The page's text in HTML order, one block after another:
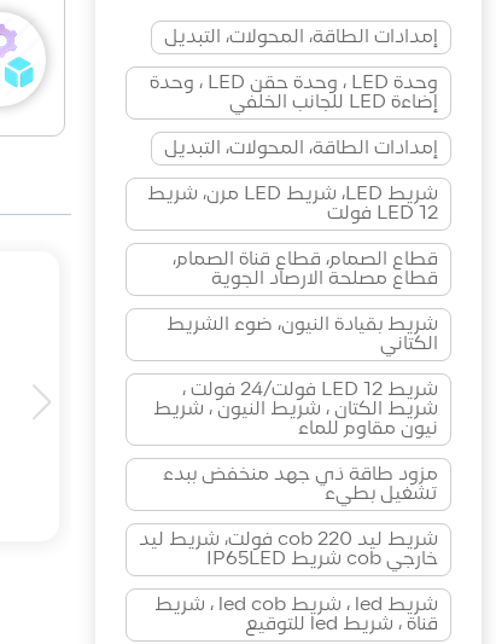
إمدادات الطاقة، المحولات، التبديل
وحدة LED ، وحدة حقن LED ، وحدة
إضاءة LED للجانب الخلفي
إمدادات الطاقة، المحولات، التبديل
شريط LED، شريط LED مرن، شريط
LED 12 فولت
قطاع الصمام، قطاع قناة الصمام،
قطاع مصلحة الارصاد الجوية
شريط بقيادة النيون، ضوء الشريط
الكتاني
شريط LED 12 فولت/24 فولت ،
شريط الكتان ، شريط النيون ، شريط
نيون مقاوم للماء
مزود طاقة ذي جهد منخفض ببدء
تشغيل بطيء
شريط ليد cob 220 فولت، شريط ليد
خارجي cob شريط IP65LED
شريط led ، شريط led cob ، شريط
قناة ، شريط led للتوقيع